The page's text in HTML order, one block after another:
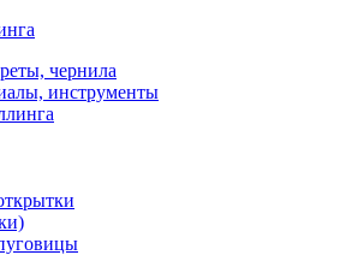
чернила
инструменты